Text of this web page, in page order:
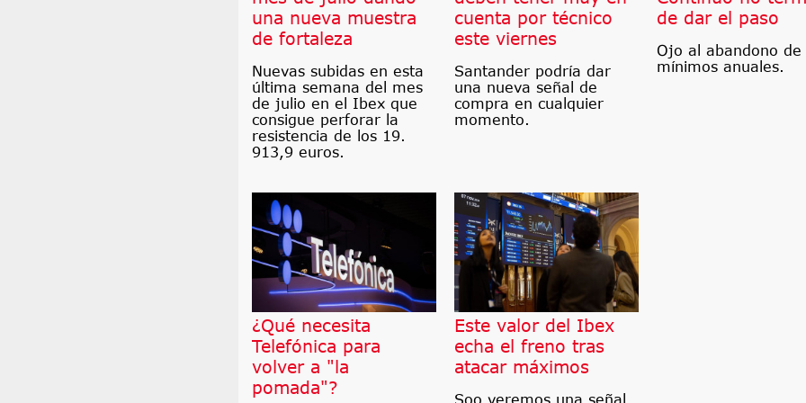
una nueva muestra
de fortaleza
Nuevas subidas en esta
última semana del mes
de julio en el Ibex que
consigue perforar la
resistencia de los 19.
913,9 euros.
cuenta por técnico
este viernes
Santander podría dar
una nueva señal de
compra en cualquier
momento.
de dar el paso
Ojo al abandono de
mínimos anuales.
¿Qué necesita
Telefónica para
volver a "la
pomada"?
Este valor del Ibex
echa el freno tras
atacar máximos
Soo veremos una señal